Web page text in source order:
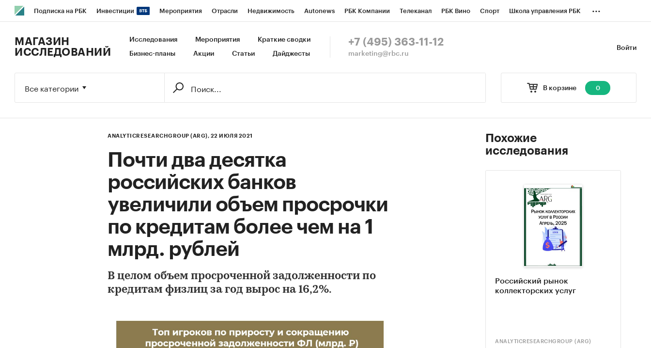
Подписка на РБК Инвестиции Мероприятия Отрасли Недвижимость Autonews РБК Компании Телеканал РБК Вино Спорт Школа управления РБК
Исследования Кредитные рейтинги Франшизы Газета Спецпроекты СПб Конференции СПб Спецпроекты
...
Войти
МАГАЗИН
ИССЛЕДОВАНИЙ
Исследования Мероприятия Краткие сводки
Бизнес-планы Акции Статьи Дайджесты
+7 (495) 363-11-12
marketing@rbc.ru
В корзине 0
Все категории
ANALYTICRESEARCHGROUP (ARG), 22 ИЮЛЯ 2021
Почти два десятка
российских банков
увеличили объем просрочки
по кредитам более чем на 1
млрд. рублей
В целом объем просроченной задолженности по
кредитам физлиц за год вырос на 16,2%.
Похожие
исследования
Маркетинговое
до 2026 г. (с обновлением)
Российский рынок
коллекторских услуг
ANALYTICRESEARCHGROUP (ARG)